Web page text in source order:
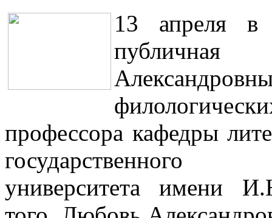
13 апреля в
профессора кафедры
государственного
университета имени